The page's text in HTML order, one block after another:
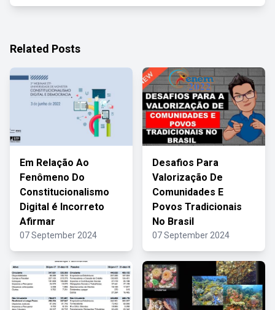
Related Posts
Em Relação Ao
Fenômeno Do
Constitucionalismo
Digital é Incorreto
Afirmar
07 September 2024
Desafios Para
Valorização De
Comunidades E
Povos Tradicionais
No Brasil
07 September 2024